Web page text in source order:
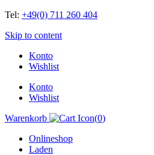
Tel: +49(0) 711 260 404
Skip to content
Konto
Wishlist
Konto
Wishlist
Warenkorb
(0)
Onlineshop
Laden